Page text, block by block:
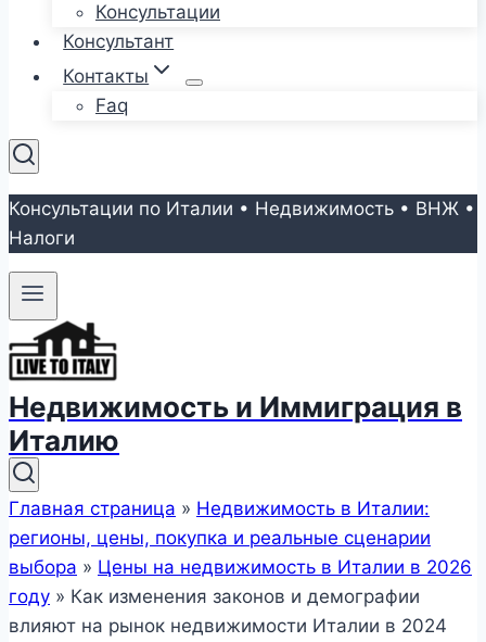
Консультации
Консультант
Контакты
Faq
Консультации по Италии • Недвижимость • ВНЖ •
Налоги
Недвижимость и Иммиграция в
Италию
Главная страница » Недвижимость в Италии:
регионы, цены, покупка и реальные сценарии
выбора » Цены на недвижимость в Италии в 2026
году » Как изменения законов и демографии
влияют на рынок недвижимости Италии в 2024